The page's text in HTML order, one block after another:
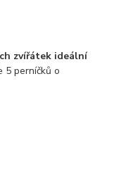
zvířátek ideální
5 perníčků o